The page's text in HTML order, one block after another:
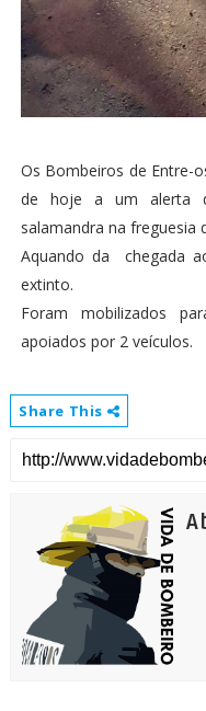
Os Bombeiros de Entre-
de hoje a um alerta
salamandra na freguesia
Aquando da chegada
extinto.
Foram mobilizados
apoiados por 2 veículos.
Share This